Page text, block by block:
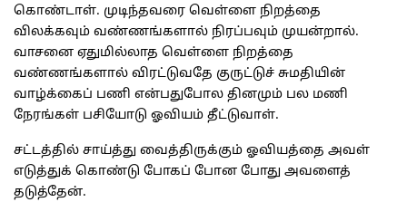
கொண்டாள். முடிந்தவரை வெள்ளை நிறத்தை
விலக்கவும் வண்ணங்களால் நிரப்பவும் முயன்றால்.
வாசனை ஏதுமில்லாத வெள்ளை நிறத்தை
வண்ணங்களால் விரட்டுவதே குருட்டுச் சுமதியின்
வாழ்க்கைப் பணி என்பதுபோல தினமும் பல மணி
நேரங்கள் பசியோடு ஓவியம் தீட்டுவாள்.
சட்டத்தில் சாய்த்து வைத்திருக்கும் ஓவியத்தை அவள்
எடுத்துக் கொண்டு போகப் போன போது அவளைத்
தடுத்தேன்.